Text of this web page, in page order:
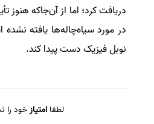
دریافت کرد؛ اما از آن‌جاکه هنوز
در مورد سیاه‌چاله‌ها یافته
نوبل فیزیک دست پیدا کند.
لطفاامتیازخود را